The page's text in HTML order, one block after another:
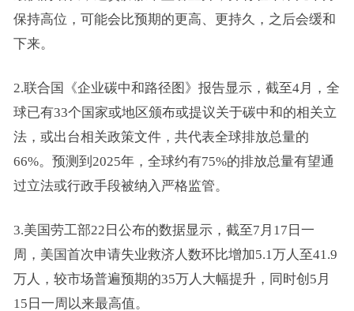
保持高位，可能会比预期的更高、更持久，之后会缓和
下来。
2.联合国《企业碳中和路径图》报告显示，截至4月，全
球已有33个国家或地区颁布或提议关于碳中和的相关立
法，或出台相关政策文件，共代表全球排放总量的
66%。预测到2025年，全球约有75%的排放总量有望通
过立法或行政手段被纳入严格监管。
3.美国劳工部22日公布的数据显示，截至7月17日一
周，美国首次申请失业救济人数环比增加5.1万人至41.9
万人，较市场普遍预期的35万人大幅提升，同时创5月
15日一周以来最高值。